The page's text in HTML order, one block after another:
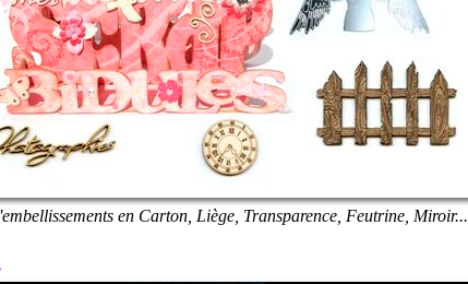
en Carton, Liège, Transparence, Feutrine, Miroir...